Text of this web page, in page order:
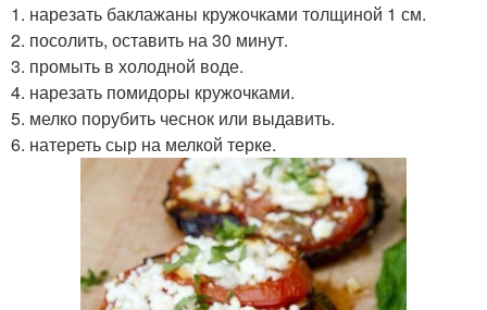
1. нарезать баклажаны кружочками толщиной 1 см.
2. посолить, оставить на 30 минут.
3. промыть в холодной воде.
4. нарезать помидоры кружочками.
5. мелко порубить чеснок или выдавить.
6. натереть сыр на мелкой терке.